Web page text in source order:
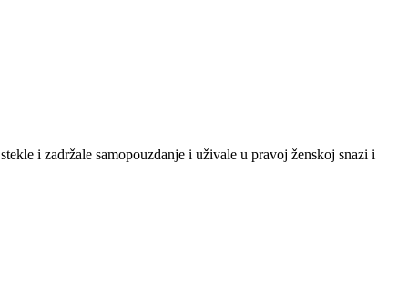
i zadržale samopouzdanje i uživale u pravoj ženskoj snazi i